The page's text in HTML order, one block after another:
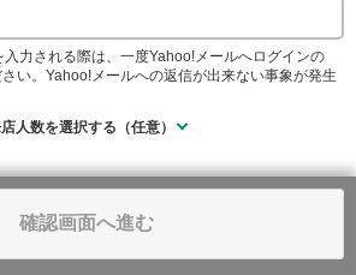
力される際は、一度Yahoo!メールへログインの
い。Yahoo!メールへの返信が出来ない事象が発生
人数を選択する（任意）
確認画面へ進む